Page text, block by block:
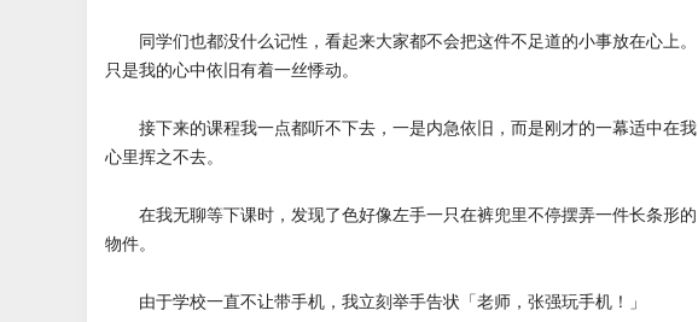
同学们也都没什么记性，看起来大家都不会把这件不足道的小事放在心上。
只是我的心中依旧有着一丝悸动。
接下来的课程我一点都听不下去，一是内急依旧，而是刚才的一幕适中在我
心里挥之不去。
在我无聊等下课时，发现了色好像左手一只在裤兜里不停摆弄一件长条形的
物件。
由于学校一直不让带手机，我立刻举手告状「老师，张强玩手机！」